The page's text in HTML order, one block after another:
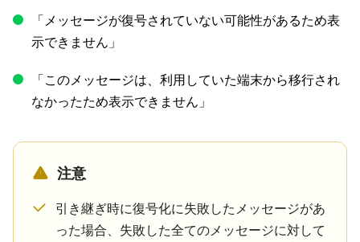
「メッセージが復号されていない可能性があるため表
示できません」
「このメッセージは、利用していた端末から移行され
なかったため表示できません」
注意
引き継ぎ時に復号化に失敗したメッセージがあ
った場合、失敗した全てのメッセージに対して